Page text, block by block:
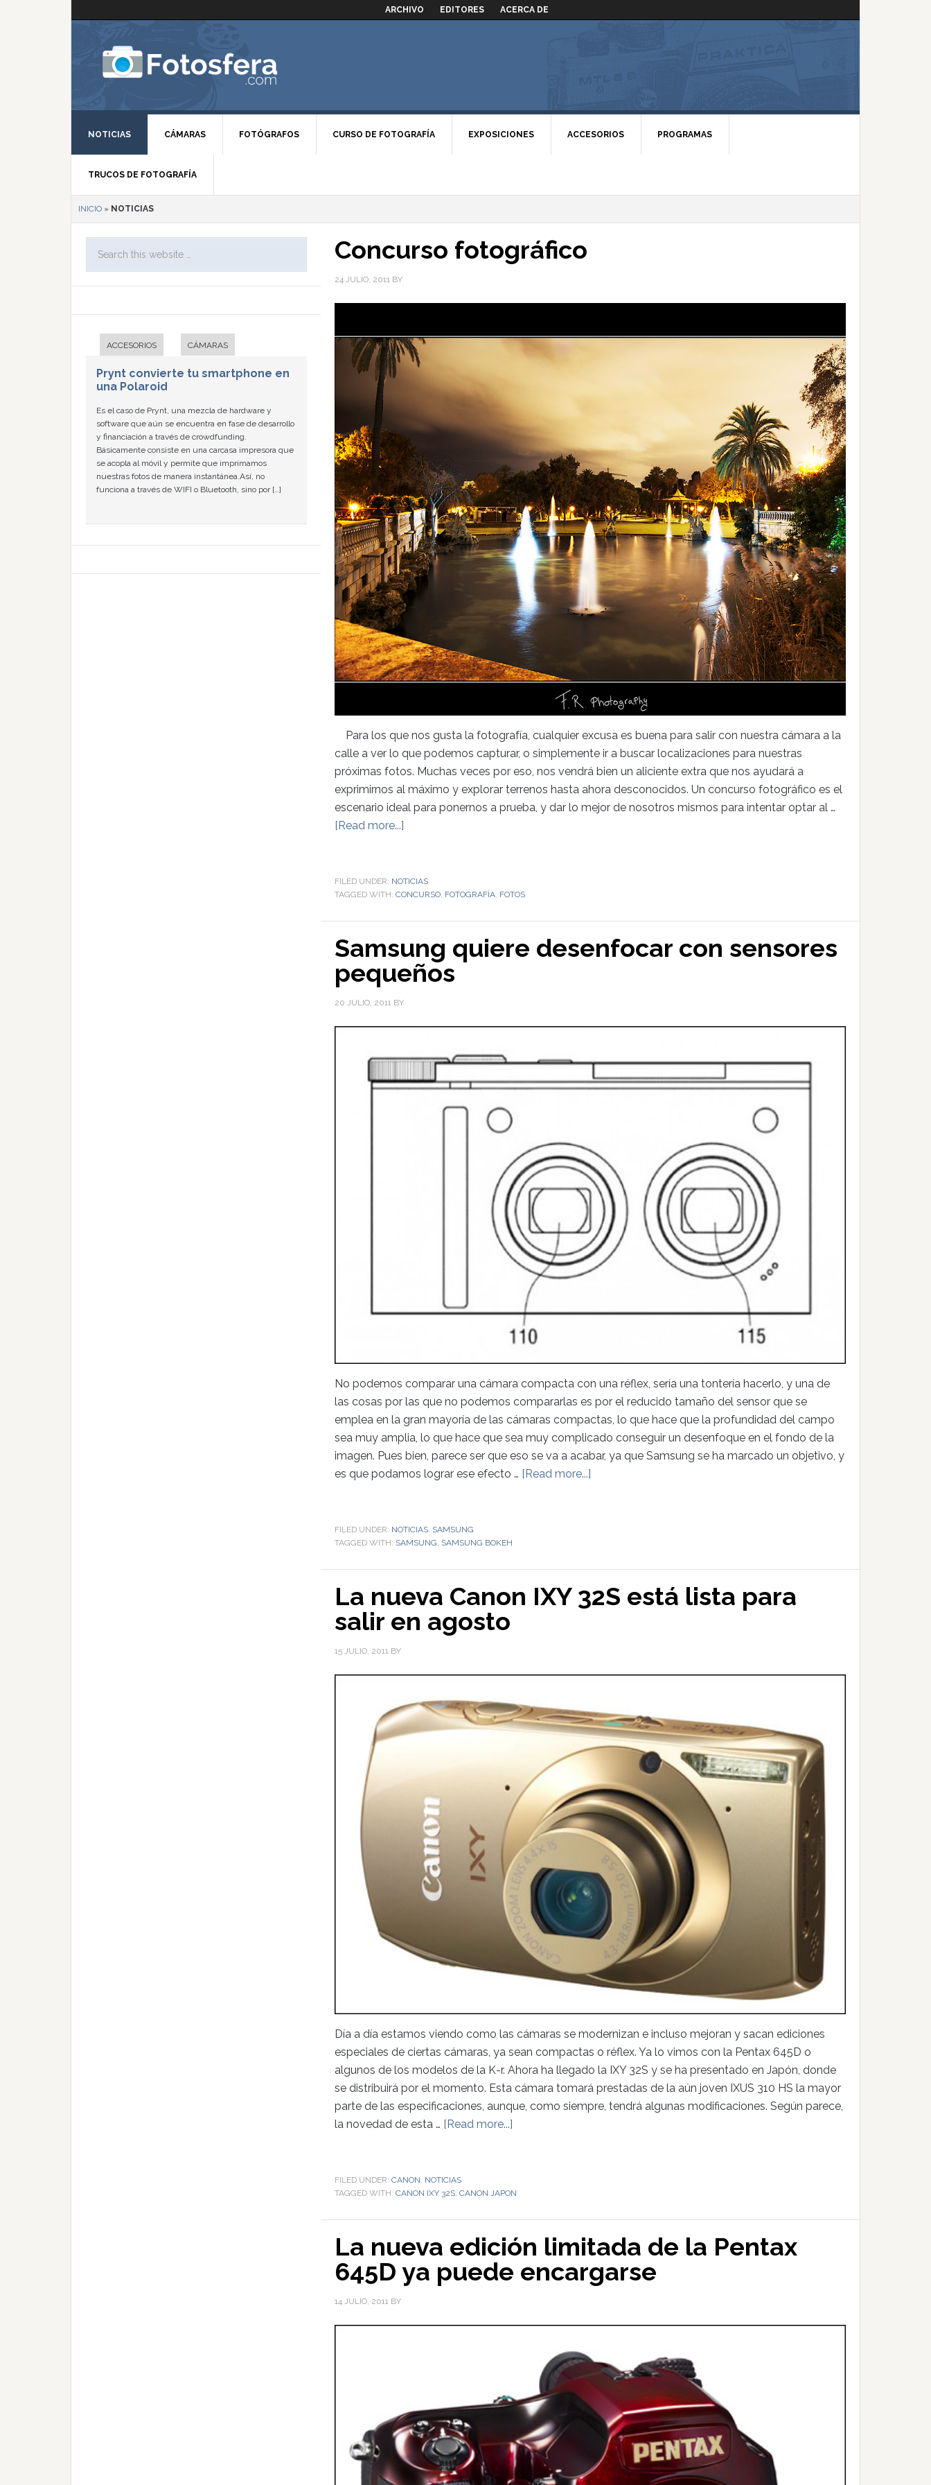
ARCHIVO EDITORES ACERCA DE
NOTICIAS CÁMARAS FOTÓGRAFOS CURSO DE FOTOGRAFÍA EXPOSICIONES ACCESORIOS PROGRAMAS
TRUCOS DE FOTOGRAFÍA
INICIO » NOTICIAS
Concurso fotográfico
24 JULIO, 2011 BY
Para los que nos gusta la fotografía, cualquier excusa es buena para salir con nuestra cámara a la
calle a ver lo que podemos capturar, o simplemente ir a buscar localizaciones para nuestras
próximas fotos. Muchas veces por eso, nos vendrá bien un aliciente extra que nos ayudará a
exprimirnos al máximo y explorar terrenos hasta ahora desconocidos. Un concurso fotográfico es el
escenario ideal para ponernos a prueba, y dar lo mejor de nosotros mismos para intentar optar al …
[Read more...]
FILED UNDER: NOTICIAS
TAGGED WITH: CONCURSO, FOTOGRAFÍA, FOTOS
Samsung quiere desenfocar con sensores
pequeños
20 JULIO, 2011 BY
No podemos comparar una cámara compacta con una réflex, sería una tontería hacerlo, y una de
las cosas por las que no podemos compararlas es por el reducido tamaño del sensor que se
emplea en la gran mayoría de las cámaras compactas, lo que hace que la profundidad del campo
sea muy amplia, lo que hace que sea muy complicado conseguir un desenfoque en el fondo de la
imagen. Pues bien, parece ser que eso se va a acabar, ya que Samsung se ha marcado un objetivo, y
es que podamos lograr ese efecto … [Read more...]
FILED UNDER: NOTICIAS, SAMSUNG
TAGGED WITH: SAMSUNG, SAMSUNG BOKEH
La nueva Canon IXY 32S está lista para
salir en agosto
15 JULIO, 2011 BY
Día a día estamos viendo como las cámaras se modernizan e incluso mejoran y sacan ediciones
especiales de ciertas cámaras, ya sean compactas o réflex. Ya lo vimos con la Pentax 645D o
algunos de los modelos de la K-r. Ahora ha llegado la IXY 32S y se ha presentado en Japón, donde
se distribuirá por el momento. Esta cámara tomará prestadas de la aún joven IXUS 310 HS la mayor
parte de las especificaciones, aunque, como siempre, tendrá algunas modificaciones. Según parece,
la novedad de esta … [Read more...]
FILED UNDER: CANON, NOTICIAS
TAGGED WITH: CANON IXY 32S, CANON JAPON
La nueva edición limitada de la Pentax
645D ya puede encargarse
14 JULIO, 2011 BY
ACCESORIOS CÁMARAS
Prynt convierte tu smartphone en
una Polaroid
Es el caso de Prynt, una mezcla de hardware y
software que aún se encuentra en fase de desarrollo
y financiación a través de crowdfunding.
Básicamente consiste en una carcasa impresora que
se acopla al móvil y permite que imprimamos
nuestras fotos de manera instantánea.Así, no
funciona a través de WIFI o Bluetooth, sino por […]